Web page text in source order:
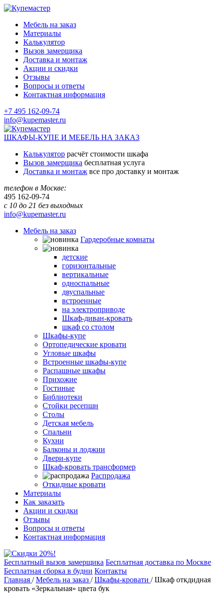
Мебель на заказ
Материалы
Калькулятор
Вызов замерщика
Доставка и монтаж
Акции и скидки
Отзывы
Вопросы и ответы
Контактная информация
+7 495 162-09-74
info@kupemaster.ru
ШКАФЫ-КУПЕ И МЕБЕЛЬ НА ЗАКАЗ
Калькулятор расчёт стоимости шкафа
Вызов замерщика бесплатная услуга
Доставка и монтаж все про доставку и монтаж
телефон в Москве:
495 162-09-74
с 10 до 21 без выходных
info@kupemaster.ru
Мебель на заказ
Гардеробные комнаты
детские
горизонтальные
вертикальные
односпальные
двуспальные
встроенные
на электроприводе
Шкаф-диван-кровать
шкаф со столом
Шкафы-купе
Ортопедические кровати
Угловые шкафы
Встроенные шкафы-купе
Распашные шкафы
Прихожие
Гостиные
Библиотеки
Стойки ресепшн
Столы
Детская мебель
Спальни
Кухни
Балконы и лоджии
Двери-купе
Шкаф-кровать трансформер
Распродажа
Откидные кровати
Материалы
Как заказать
Акции и скидки
Отзывы
Вопросы и ответы
Контактная информация
Бесплатный вызов замерщика Бесплатная доставка по Москве
Бесплатная сборка в будни Контакты
Главная /Мебель на заказ /Шкафы-кровати /Шкаф откдидная
кровать «Зеркальная» цвета бук